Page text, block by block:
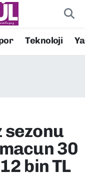
Teknoloji
sezonu
30
bin TL